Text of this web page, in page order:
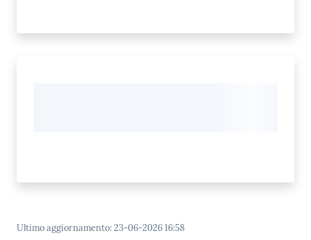
Ultimo aggiornamento:23-06-2026 16:58